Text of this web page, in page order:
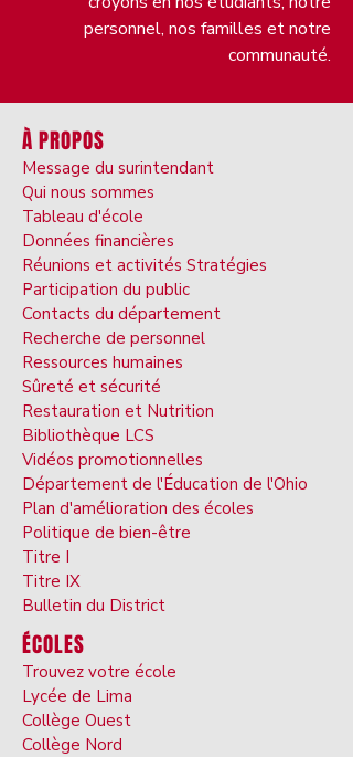
personnel, nos familles et notre
communauté.
À PROPOS
Message du surintendant
Qui nous sommes
Tableau d'école
Données financières
Réunions et activités Stratégies
Participation du public
Contacts du département
Recherche de personnel
Ressources humaines
Sûreté et sécurité
Restauration et Nutrition
Bibliothèque LCS
Vidéos promotionnelles
Département de l'Éducation de l'Ohio
Plan d'amélioration des écoles
Politique de bien-être
Titre I
Titre IX
Bulletin du District
ÉCOLES
Trouvez votre école
Lycée de Lima
Collège Ouest
Collège Nord